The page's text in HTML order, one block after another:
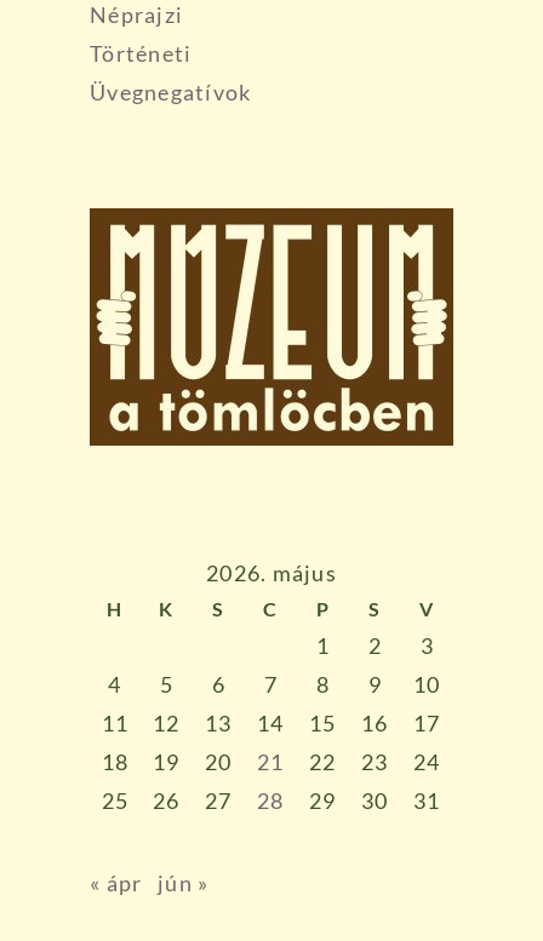
Néprajzi
Történeti
Üvegnegatívok
2026. május
H K S C P S V
1 2
3
4
5 6 7 8 9
10
11
12 13 14 15 16
17
18
19 20 21 22 23
24
25
26 27 28 29 30 31
« ápr jún »